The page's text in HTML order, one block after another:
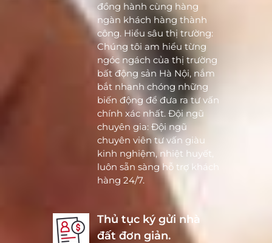
đồng hành cùng hàng
ngàn khách hàng thành
công. Hiểu sâu thị trường:
Chúng tôi am hiểu từng
ngóc ngách của thị trường
bất động sản Hà Nội, nắm
bắt nhanh chóng những
biến động để đưa ra tư vấn
chính xác nhất. Đội ngũ
chuyên gia: Đội ngũ
chuyên viên tư vấn giàu
kinh nghiệm, nhiệt huyết,
luôn sẵn sàng hỗ trợ khách
hàng 24/7.
Thủ tục ký gửi nhà
đất đơn giản.